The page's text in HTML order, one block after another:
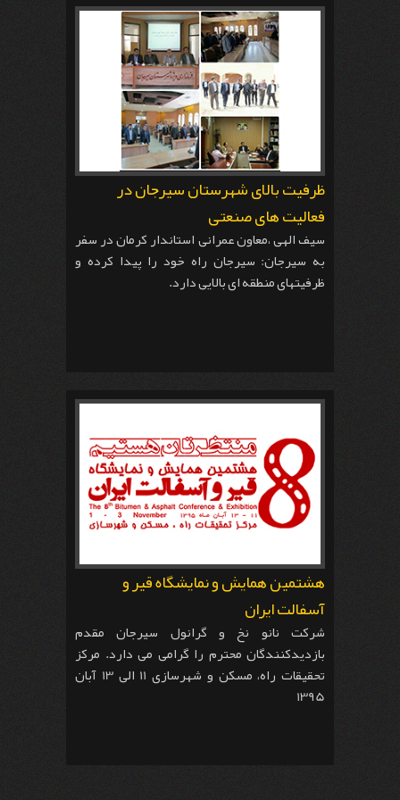
ظرفیت بالای شهرستان سیرجان در
فعالیت های صنعتی
سیف الهی ،معاون عمرانی استاندار کرمان در سفر
به سیرجان: سیرجان راه خود را پیدا کرده و
ظرفیتهای منطقه ای بالایی دارد.
هشتمین همایش و نمایشگاه قیر و
آسفالت ایران
شرکت نانو نخ و گرانول سیرجان مقدم
بازدیدکنندگان محترم را گرامی می دارد. مرکز
تحقیقات راه، مسکن و شهرسازی 11 الی 13 آبان
1395